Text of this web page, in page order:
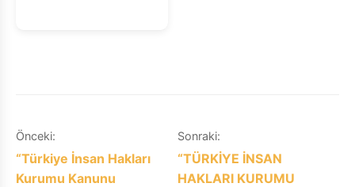
Yazı
gezinmesi
Önceki:
“Türkiye İnsan Hakları
Kurumu Kanunu
Sonraki:
“TÜRKİYE İNSAN
HAKLARI KURUMU